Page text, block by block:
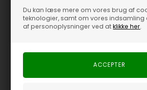
Du kan læse mere om vores brug af
teknologier, samt om vores
af personoplysninger ved atklikke her.